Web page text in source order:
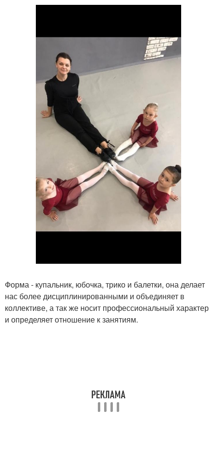
Форма - купальник, юбочка, трико и балетки, она делает
нас более дисциплинированными и объединяет в
коллективе, а так же носит профессиональный характер
и определяет отношение к занятиям.